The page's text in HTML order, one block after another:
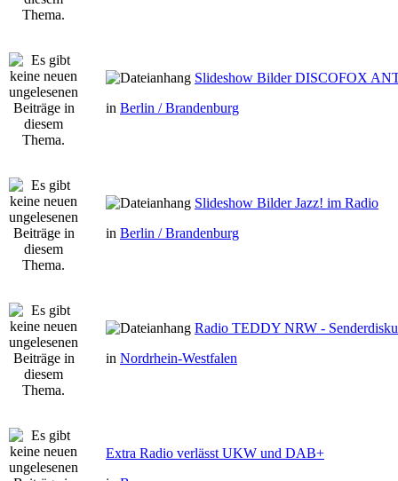
Slideshow Bilder DISCOFOX
in Berlin / Brandenburg
Slideshow Bilder Jazz! im Radio
in Berlin / Brandenburg
Radio TEDDY NRW -
in Nordrhein-Westfalen
Extra Radio verlässt UKW und DAB+